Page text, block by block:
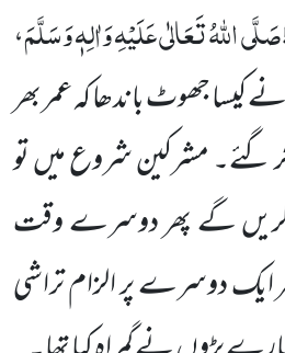
صَلَّی اللہُ تَعَالٰی عَلَیْہِ وَاٰلِہٖ وَسَلَّمَ،
کیسا جھوٹ باندھا کہ عمر بھر
مشرکین شروع میں تو
کریں گے پھر دوسرے وقت
ایک دوسرے پر الزام تراشی